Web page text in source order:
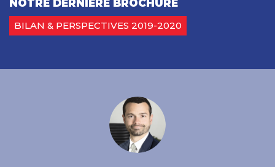
NOTRE DERNIÈRE BROCHURE
BILAN & PERSPECTIVES 2019-2020